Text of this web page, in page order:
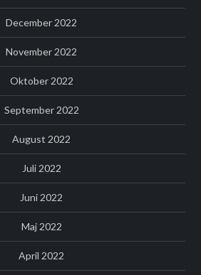
December 2022
November 2022
Oktober 2022
September 2022
August 2022
Juli 2022
Juni 2022
Maj 2022
April 2022